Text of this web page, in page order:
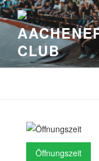
Zum
Inhalt
springen
CLUB
Öffnungszeit